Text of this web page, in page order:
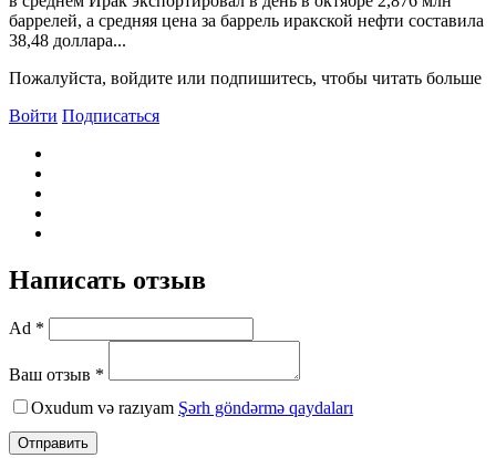
баррелей, а средняя цена за баррель иракской нефти составила
38,48 доллара...
Пожалуйста, войдите или подпишитесь, чтобы читать больше
Войти Подписаться
Написать отзыв
Ad *
Ваш отзыв *
Oxudum və razıyam Şərh göndərmə qaydaları
Отправить